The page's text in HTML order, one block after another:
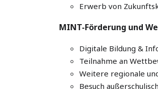
Erwerb von
MINT-Förderung und
Digitale Bildung &
Teilnahme an
Weitere regionale
Besuch